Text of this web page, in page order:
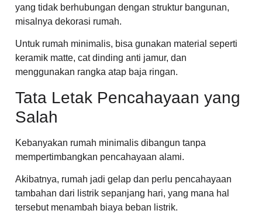
yang tidak berhubungan dengan struktur bangunan,
misalnya dekorasi rumah.
Untuk rumah minimalis, bisa gunakan material seperti
keramik matte, cat dinding anti jamur, dan
menggunakan rangka atap baja ringan.
Tata Letak Pencahayaan yang
Salah
Kebanyakan rumah minimalis dibangun tanpa
mempertimbangkan pencahayaan alami.
Akibatnya, rumah jadi gelap dan perlu pencahayaan
tambahan dari listrik sepanjang hari, yang mana hal
tersebut menambah biaya beban listrik.